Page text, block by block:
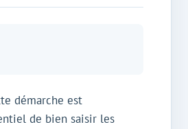
démarche est
de bien saisir les